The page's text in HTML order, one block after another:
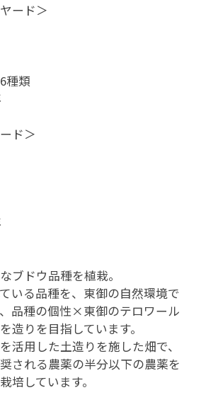
ード＞
種類
ド＞
ブドウ品種を植栽。
いる品種を、東御の自然環境で
品種の個性×東御のテロワール
造りを目指しています。
活用した土造りを施した畑で、
される農薬の半分以下の農薬を
培しています。